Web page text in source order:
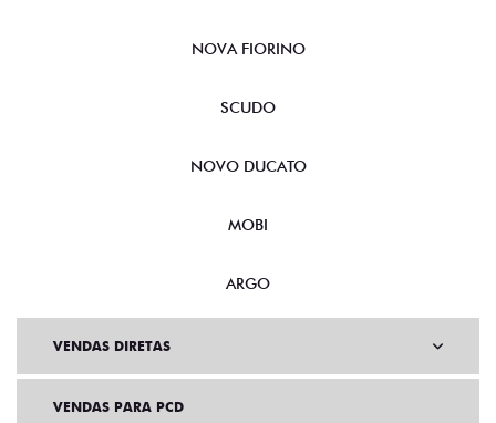
NOVA FIORINO
SCUDO
NOVO DUCATO
MOBI
ARGO
VENDAS DIRETAS
VENDAS PARA PCD